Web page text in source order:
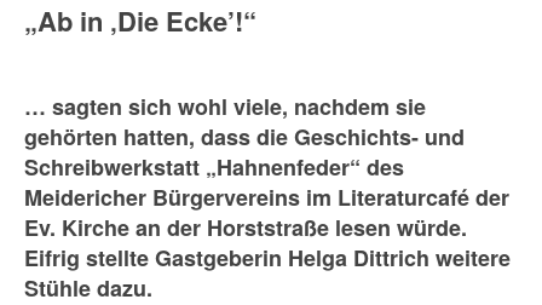
„Ab in ‚Die Ecke’!“
… sagten sich wohl viele, nachdem sie
gehörten hatten, dass die Geschichts- und
Schreibwerkstatt „Hahnenfeder“ des
Meidericher Bürgervereins im Literaturcafé der
Ev. Kirche an der Horststraße lesen würde.
Eifrig stellte Gastgeberin Helga Dittrich weitere
Stühle dazu.